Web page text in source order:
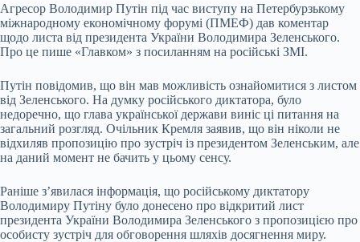
Агресор Володимир Путін під час виступу на Петербурзькому
міжнародному економічному форумі (ПМЕФ) дав коментар
щодо листа від президента України Володимира Зеленського.
Про це пише «Главком» з посиланням на російські ЗМІ.
Путін повідомив, що він мав можливість ознайомитися з листом
від Зеленського. На думку російського диктатора, було
недоречно, що глава української держави виніс ці питання на
загальний розгляд. Очільник Кремля заявив, що він ніколи не
відхиляв пропозицію про зустріч із президентом Зеленським, але
на даний момент не бачить у цьому сенсу.
Раніше з’явилася інформація, що російському диктатору
Володимиру Путіну було донесено про відкритий лист
президента України Володимира Зеленського з пропозицією про
особисту зустріч для обговорення шляхів досягнення миру.